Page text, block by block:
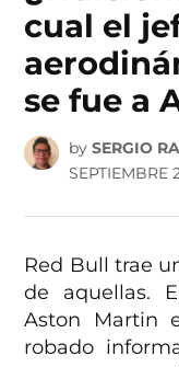
cual el
se fue a
by SERGIO
SEPTIEMBRE
Red Bull trae
de aquellas.
Aston Martin
robado